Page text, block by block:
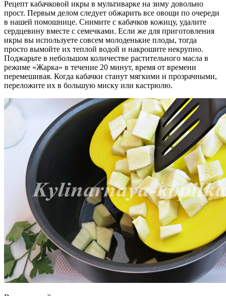
Рецепт кабачковой икры в мультиварке на зиму довольно
прост. Первым делом следует обжарить все овощи по очереди
в нашей помошнице. Снимите с кабачков кожицу, удалите
сердцевину вместе с семечками. Если же для приготовления
икры вы используете совсем молоденькие плоды, тогда
просто вымойте их теплой водой и накрошите некрупно.
Поджарьте в небольшом количестве растительного масла в
режиме «Жарка» в течение 20 минут, время от времени
перемешивая. Когда кабачки станут мягкими и прозрачными,
переложите их в большую миску или кастрюлю.